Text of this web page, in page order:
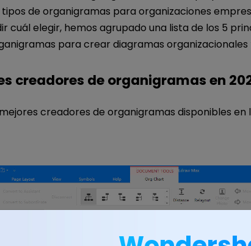
de organigramas para organizaciones
cuál elegir, hemos agrupado una lista de los 5
para crear diagramas
creadores de organigramas en
creadores de organigramas disponibles en